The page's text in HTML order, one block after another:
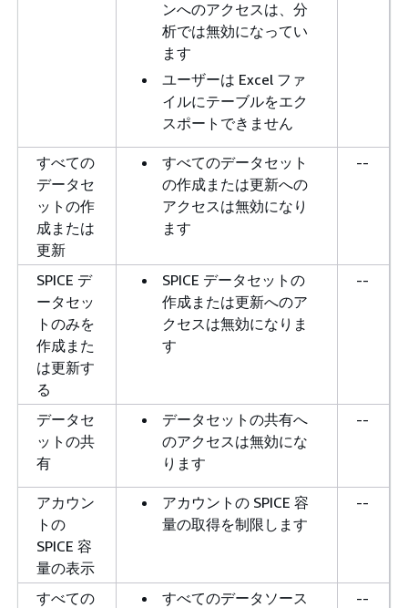
ンへのアクセスは、分
析では無効になってい
ます
ユーザーは Excel ファ
イルにテーブルをエク
スポートできません
すべての
データセ
ットの作
成または
更新
すべてのデータセット
の作成または更新への
アクセスは無効になり
ます
--
SPICE デ
ータセッ
トのみを
作成また
は更新す
る
SPICE データセットの
作成または更新へのア
クセスは無効になりま
す
--
データセ
ットの共
有
データセットの共有へ
のアクセスは無効にな
ります
--
アカウン
トの
SPICE 容
量の表示
アカウントの SPICE 容
量の取得を制限します
--
すべての
すべてのデータソース
--